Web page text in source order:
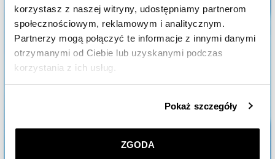
korzystasz z naszej witryny, udostępniamy partnerom
społecznościowym, reklamowym i analitycznym.
Partnerzy mogą połączyć te informacje z innymi danymi
otrzymanymi od Ciebie lub uzyskanymi podczas
korzystania z ich usług.
przez nas plików cookie znajdziesz wPolityce
prywatności.
Pokaż szczegóły
ZGODA